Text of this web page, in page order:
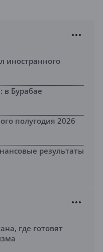
иностранного
в Бурабае
полугодия 2026
результаты
где готовят